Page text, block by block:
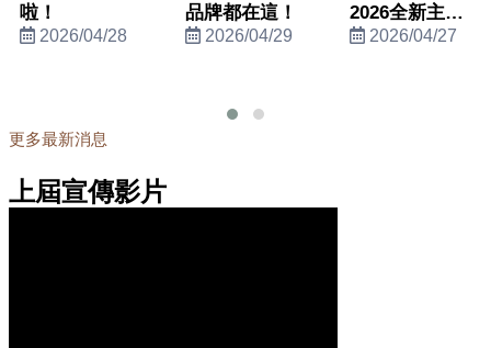
啦！
2026/04/28
品牌都在這！
2026/04/29
2026全新主視
覺曝光！
2026/04/27
更多最新消息
上屆宣傳影片